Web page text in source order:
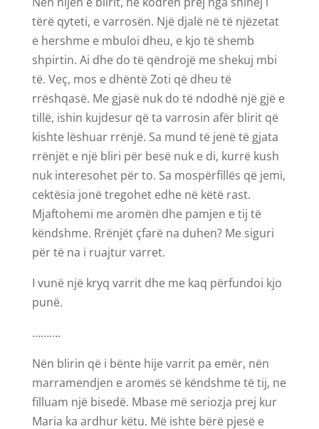
tërë qyteti, e varrosën. Një djalë në të njëzetat
e hershme e mbuloi dheu, e kjo të shemb
shpirtin. Ai dhe do të qëndrojë me shekuj mbi
të. Veç, mos e dhëntë Zoti që dheu të
rrëshqasë. Me gjasë nuk do të ndodhë një gjë e
tillë, ishin kujdesur që ta varrosin afër blirit që
kishte lëshuar rrënjë. Sa mund të jenë të gjata
rrënjët e një bliri për besë nuk e di, kurrë kush
nuk interesohet për to. Sa mospërfillës që jemi,
cektësia jonë tregohet edhe në këtë rast.
Mjaftohemi me aromën dhe pamjen e tij të
këndshme. Rrënjët çfarë na duhen? Me siguri
për të na i ruajtur varret.
I vunë një kryq varrit dhe me kaq përfundoi kjo
punë.
……….
Nën blirin që i bënte hije varrit pa emër, nën
marramendjen e aromës së këndshme të tij, ne
filluam një bisedë. Mbase më seriozja prej kur
Maria ka ardhur këtu. Më ishte bërë pjesë e